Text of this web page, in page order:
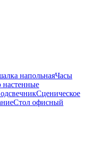
напольнаяЧасы
Сценическое
Стол офисный